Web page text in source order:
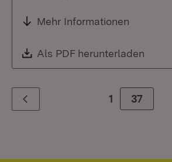
Mehr Informationen
Download:
Als PDF herunterladen
Zurück 1 Zur Seite
37